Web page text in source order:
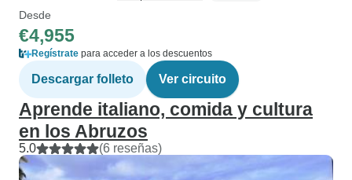
Desde
€4,955
Regístrate para acceder a los descuentos
Descargar folleto Ver circuito
Aprende italiano, comida y cultura
en los Abruzos
5.0 (6 reseñas)